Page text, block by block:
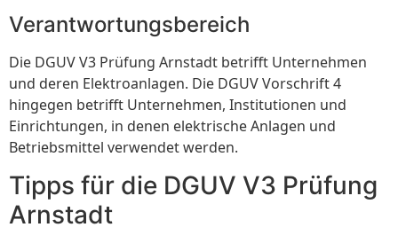
Verantwortungsbereich
Die DGUV V3 Prüfung Arnstadt betrifft Unternehmen
und deren Elektroanlagen. Die DGUV Vorschrift 4
hingegen betrifft Unternehmen, Institutionen und
Einrichtungen, in denen elektrische Anlagen und
Betriebsmittel verwendet werden.
Tipps für die DGUV V3 Prüfung
Arnstadt